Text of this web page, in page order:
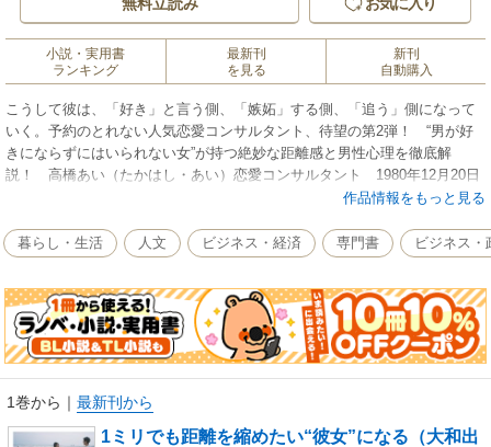
小説・実用書
ランキング
最新刊
を見る
新刊
自動購入
こうして彼は、「好き」と言う側、「嫉妬」する側、「追う」側になって
いく。予約のとれない人気恋愛コンサルタント、待望の第2弾！ “男が好
きにならずにはいられない女”が持つ絶妙な距離感と男性心理を徹底解
説！ 高橋あい（たかはし・あい）恋愛コンサルタント 1980年12月20日
生まれ。21歳で結婚・出産、24歳で離婚。男で泣いてばかりの恋愛依存体
び、独自のメソッドを確立する。10年間のシングルマザー生活を経て、
2014年に再婚。三児の母となり、再婚から6年が経つ今でも、夫からの求愛
は止むことはなく、「大好きが止まらない！」と言わせる、“圧倒的愛され
妻”として幸せな日々を送っている。その実体験とテクニックを赤裸々に綴
ったブログは、恋愛・婚活に悩む女性たちから支持されている。開催する
個人コンサルや継続講座、セミナーは、常時予約待ちの状態。
作品情報をもっと見る
暮らし・生活 人文 ビジネス・経済 専門書 ビジネス・
1巻から ｜ 最新刊から
1ミリでも距離を縮めたい“彼女”になる（大和出